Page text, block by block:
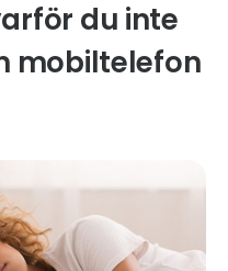
du inte
mobiltelefon